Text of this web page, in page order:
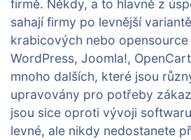
firmě. Někdy, a to hlavně z
sahají firmy po levnější
krabicových nebo opensource
WordPress, Joomla!,
mnoho dalších, které jsou
upravovány pro potřeby
jsou sice oproti vývoji
levné, ale nikdy nedostanete